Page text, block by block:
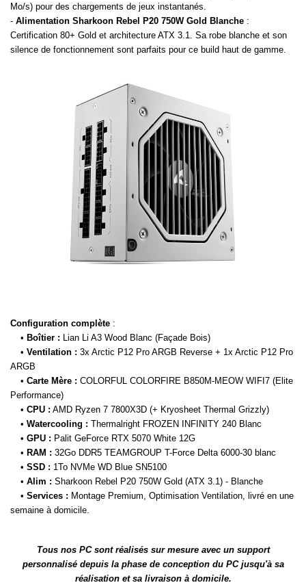
Mo/s) pour des chargements de jeux instantanés.
- Alimentation Sharkoon Rebel P20 750W Gold Blanche :
Certification 80+ Gold et architecture ATX 3.1. Sa robe blanche et son
silence de fonctionnement sont parfaits pour ce build haut de gamme.
Configuration complète :
• Boîtier : Lian Li A3 Wood Blanc (Façade Bois)
• Ventilation : 3x Arctic P12 Pro ARGB Reverse + 1x Arctic P12 Pro
ARGB
• Carte Mère : COLORFUL COLORFIRE B850M-MEOW WIFI7 (Elite
Performance)
• CPU : AMD Ryzen 7 7800X3D (+ Kryosheet Thermal Grizzly)
• Watercooling : Thermalright FROZEN INFINITY 240 Blanc
• GPU : Palit GeForce RTX 5070 White 12G
• RAM : 32Go DDR5 TEAMGROUP T-Force Delta 6000-30 blanc
• SSD : 1To NVMe WD Blue SN5100
• Alim : Sharkoon Rebel P20 750W Gold (ATX 3.1) - Blanche
• Services : Montage Premium, Optimisation Ventilation, livré en une
semaine à domicile.
Tous nos PC sont réalisés sur mesure avec un support
personnalisé depuis la phase de conception du PC jusqu'à sa
réalisation et sa livraison à domicile.